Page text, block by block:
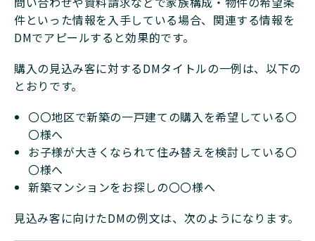
件といった情報を入手している場合、関連する情報を
DMでアピールすると効果的です。
購入の見込み客に対するDMタイトルの一例は、以下の
とおりです。
〇〇地区で新築の一戸建ての購入を希望している〇
〇様へ
お子様が大きくなられて住み替えを検討している〇
〇様へ
新築マンションをお探しの〇〇様へ
見込み客に向けたDMの例文は、次のようになります。